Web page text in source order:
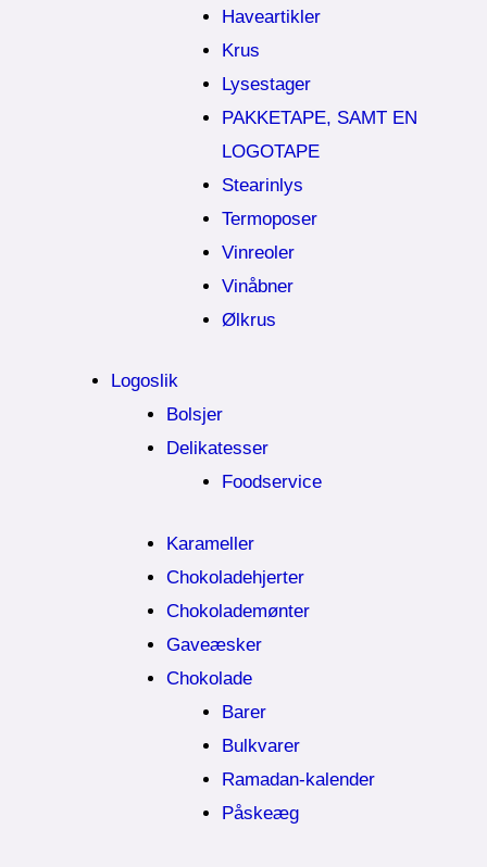
Haveartikler
Krus
Lysestager
PAKKETAPE, SAMT EN
LOGOTAPE
Stearinlys
Termoposer
Vinreoler
Vinåbner
Ølkrus
Logoslik
Bolsjer
Delikatesser
Foodservice
Karameller
Chokoladehjerter
Chokolademønter
Gaveæsker
Chokolade
Barer
Bulkvarer
Ramadan-kalender
Påskeæg